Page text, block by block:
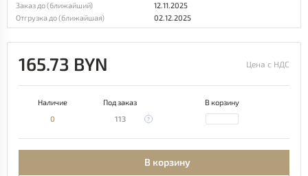
Заказ до (ближайший)
12.11.2025
Отгрузка до (ближайшая)
02.12.2025
165.73 BYN Цена с НДС
Наличие Под заказ
В корзину
0
113
В корзину